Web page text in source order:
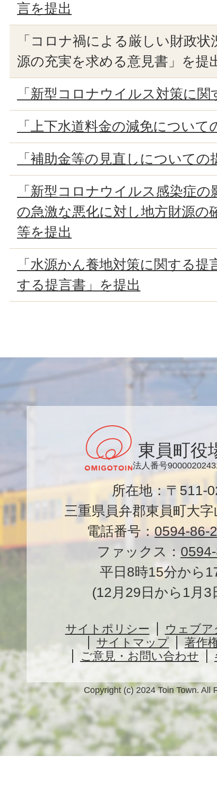
言を提出
「コロナ禍による厳しい財政
源の充実を求める意見書」を提
「新型コロナウイルス対策に
「上下水道料金の減免について
「補助金等の見直しについての
「新型コロナウイルス感染症
の急激な悪化に対し地方財源の
等を提出
「水源かん養地対策に関する
する提言書」を提出
東員町役
法人番号
所在地：〒
三重県員弁郡東員町大
電話番号： 0594-86-
ファックス：
平日8時15分から
(12月29日から1月3
サイトポリシー
ウェブ
サイトマップ
著作
ご意見・お問い合わせ
Copyright (c) 2024 Toin Town. All